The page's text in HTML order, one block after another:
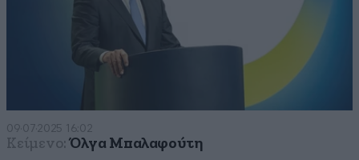
09·07·2025 16:02
Κείμενο: Όλγα Μπαλαφούτη